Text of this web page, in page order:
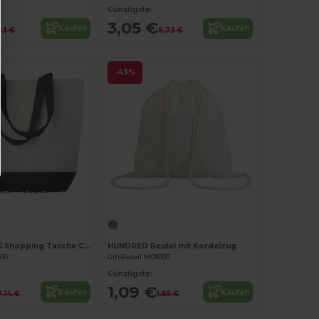
€ Kaufen
Günstigste:
3,05 €6,73 € Kaufen
Jetzt konfigurieren!
KLEUREN BAG Shopping Tasche Canvas
€ Kaufen
-43%
HUNDRED Beutel mit Kordelzug
GiftRetail MO8337
Günstigste:
1,09 €1,89 € Kaufen